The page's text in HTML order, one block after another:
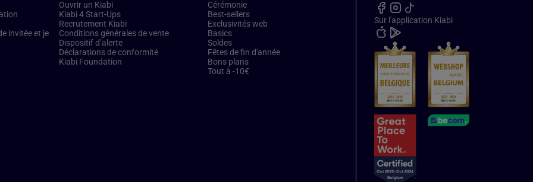
invitée et je
Ouvrir un Kiabi
Kiabi 4 Start-Ups
Recrutement Kiabi
Conditions générales de vente
Dispositif d’alerte
Déclarations de conformité
Kiabi Foundation
Cérémonie
Best-sellers
Exclusivités web
Basics
Soldes
Fêtes de fin d'année
Bons plans
Tout à -10€
Sur l'application Kiabi